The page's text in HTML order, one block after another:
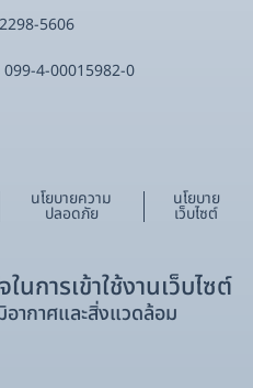
5606
099-4-00015982-0
นโยบายความ
ปลอดภัย
นโยบาย
เว็บไซต์
การเข้าใช้งานเว็บไซต์
ากาศและสิ่งแวดล้อม